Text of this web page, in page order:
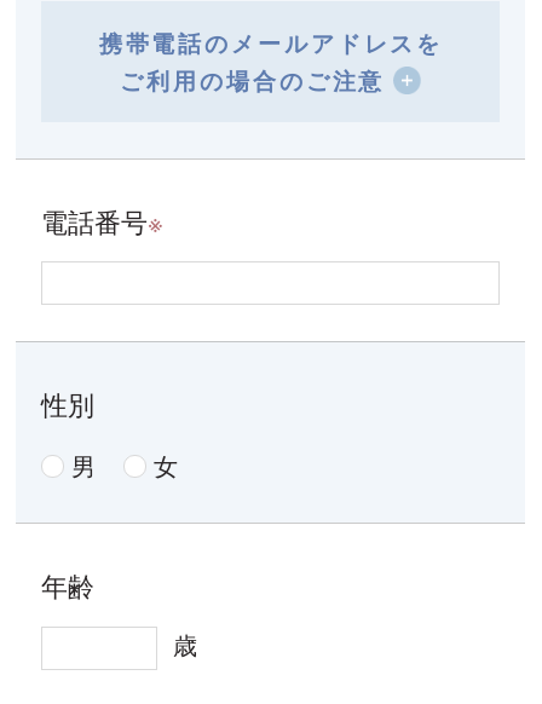
携帯電話のメールアドレスを
ご利用の場合のご注意
電話番号※
性別
男 女
年齢
歳